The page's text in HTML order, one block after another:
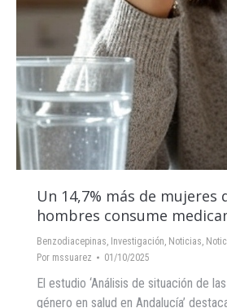
Un 14,7% más de mujeres
hombres consume
Benzodiacepinas, Investigación, Noticias,
Por mssuarez 01/10/2025
El estudio ‘Análisis de situación de
género en salud en Andalucía’